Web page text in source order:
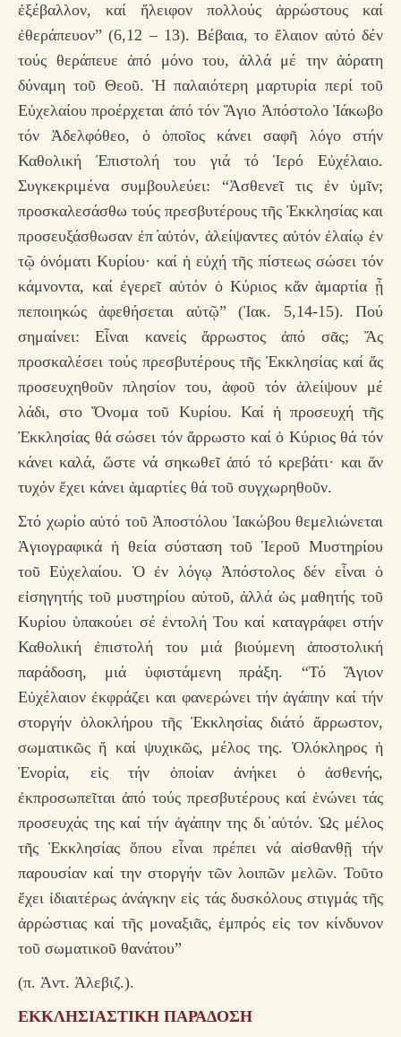
ἐξέβαλλον, καί ἤλειφον πολλούς ἀρρώστους καί
ἐθεράπευον” (6,12 – 13). Βέβαια, το ἔλαιον αὐτό δέν
τούς θεράπευε ἀπό μόνο του, ἀλλά μέ την ἀόρατη
δύναμη τοῦ Θεοῦ. Ἡ παλαιότερη μαρτυρία περί τοῦ
Εὐχελαίου προέρχεται ἀπό τόν Ἅγιο Ἀπόστολο Ἰάκωβο
τόν Ἀδελφόθεο, ὁ ὁποῖος κάνει σαφῆ λόγο στήν
Καθολική Ἐπιστολή του γιά τό Ἱερό Εὐχέλαιο.
Συγκεκριμένα συμβουλεύει: “Ἀσθενεῖ τις ἐν ὑμῖν;
προσκαλεσάσθω τούς πρεσβυτέρους τῆς Ἐκκλησίας και
προσευξάσθωσαν ἐπ ̓αὐτόν, ἀλείψαντες αὐτόν ἐλαίῳ ἐν
τῷ ὀνόματι Κυρίου· καί ἡ εὐχή τῆς πίστεως σώσει τόν
κάμνοντα, καί ἐγερεῖ αὐτόν ὁ Κύριος κἄν ἁμαρτία ᾖ
πεποιηκώς ἀφεθήσεται αὐτῷ” (Ἰακ. 5,14-15). Πού
σημαίνει: Εἶναι κανείς ἄρρωστος ἀπό σᾶς; Ἄς
προσκαλέσει τούς πρεσβυτέρους τῆς Ἐκκλησίας καί ἄς
προσευχηθοῦν πλησίον του, ἀφοῦ τόν ἀλείψουν μέ
λάδι, στο Ὄνομα τοῦ Κυρίου. Καί ἡ προσευχή τῆς
Ἐκκλησίας θά σώσει τόν ἄρρωστο καί ὁ Κύριος θά τόν
κάνει καλά, ὥστε νά σηκωθεῖ ἀπό τό κρεβάτι· και ἄν
τυχόν ἔχει κάνει ἁμαρτίες θά τοῦ συγχωρηθοῦν.
Στό χωρίο αὐτό τοῦ Ἀποστόλου Ἰακώβου θεμελιώνεται
Ἁγιογραφικά ἡ θεία σύσταση τοῦ Ἱεροῦ Μυστηρίου
τοῦ Εὐχελαίου. Ὁ ἐν λόγῳ Ἀπόστολος δέν εἷναι ὁ
εἰσηγητής τοῦ μυστηρίου αὐτοῦ, ἀλλά ὡς μαθητής τοῦ
Κυρίου ὑπακούει σέ ἐντολή Του καί καταγράφει στήν
Καθολική ἐπιστολή του μιά βιούμενη ἀποστολική
παράδοση, μιά ὑφιστάμενη πράξη. “Τό Ἅγιον
Εὐχέλαιον ἐκφράζει και φανερώνει τήν ἀγάπην καί τήν
στοργήν ὁλοκλήρου τῆς Ἐκκλησίας διάτό ἄρρωστον,
σωματικῶς ἤ καί ψυχικῶς, μέλος της. Ὁλόκληρος ἡ
Ἐνορία, εἰς τήν ὁποίαν ἀνήκει ὁ ἀσθενής,
ἐκπροσωπεῖται ἀπό τούς πρεσβυτέρους καί ἑνώνει τάς
προσευχάς της καί τήν ἀγάπην της δι ̓αὐτόν. Ὡς μέλος
τῆς Ἐκκλησίας ὅπου εἶναι πρέπει νά αἰσθανθῇ τήν
παρουσίαν καί την στοργήν τῶν λοιπῶν μελῶν. Τοῦτο
ἔχει ἰδιαιτέρως ἀνάγκην εἰς τάς δυσκόλους στιγμάς τῆς
ἀρρώστιας καί τῆς μοναξιᾶς, ἐμπρός εἰς τον κίνδυνον
τοῦ σωματικοῦ θανάτου”
(π. Ἀντ. Ἀλεβιζ.).
ΕΚΚΛΗΣΙΑΣΤΙΚΗ ΠΑΡΑΔΟΣΗ